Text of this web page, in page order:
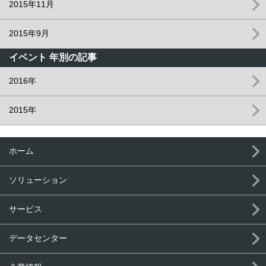
2015年11月
2015年9月
イベント 年別の記事
2016年
2015年
ホーム
ソリューション
サービス
データセンター